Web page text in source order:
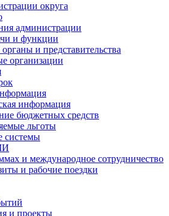
округа
администрации
и функции
и представительства
организации
информация
бюджетных средств
льготы
системы
и международное сотрудничество
и рабочие поездки
и проекты